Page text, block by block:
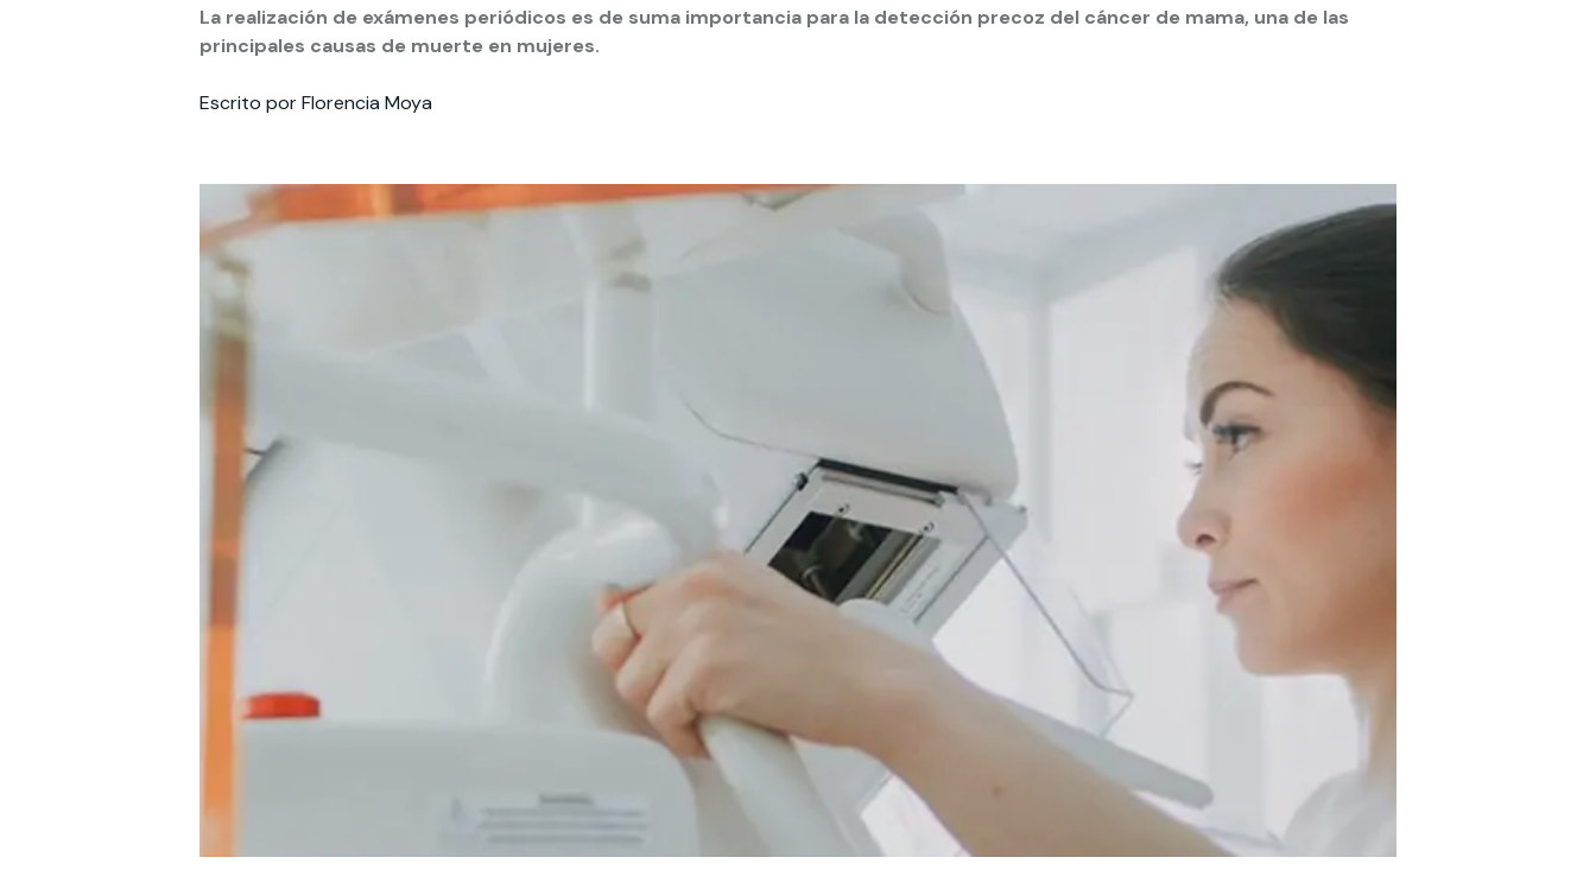
Te puede interesar:International studentsFacultades
Te puede interesar:Explora el campus UandesNoticias estudiantiles
La realización de exámenes periódicos es de suma importancia para la detección precoz del cáncer de mama, una de las
principales causas de muerte en mujeres.
Escrito por Florencia Moya